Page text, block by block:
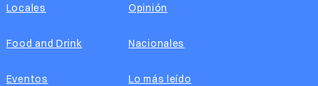
Locales
Food and Drink
Eventos
Opinión
Nacionales
Lo más leído